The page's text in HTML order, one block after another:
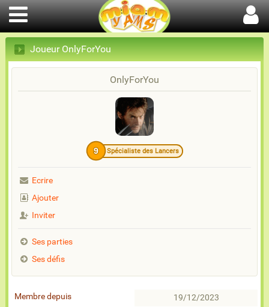
Joueur OnlyForYou
OnlyForYou
9 Spécialiste des Lancers
Ecrire
Ajouter
Inviter
Ses parties
Ses défis
Membre depuis
19/12/2023